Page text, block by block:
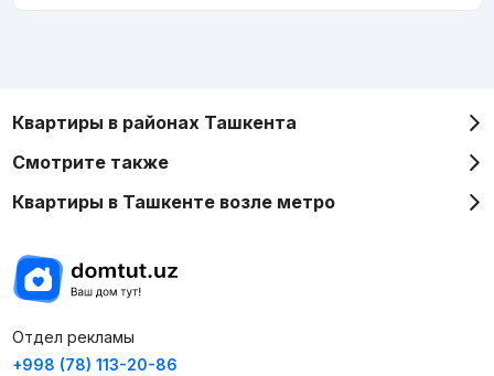
Квартиры в районах Ташкента
Смотрите также
Квартиры в Ташкенте возле метро
Отдел рекламы
+998 (78) 113-20-86